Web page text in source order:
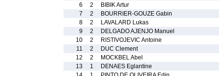
6
2
BIBIK Artur
7
2
BOURRIER-GOUZE Gabin
8
2
LAVALARD Lukas
9
2
DELGADO AJENJO Manuel
10
2
RISTIVOJEVIC Antoine
11
2
DUC Clement
12
2
MOCKBEL Abel
13
1
DENAES Eglantine